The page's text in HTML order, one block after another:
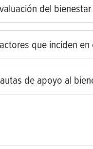
del
que inciden
de apoyo al